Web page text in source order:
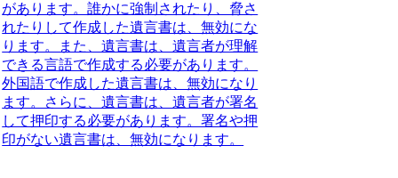
があります。誰かに強制されたり、脅さ
れたりして作成した遺言書は、無効にな
ります。また、遺言書は、遺言者が理解
できる言語で作成する必要があります。
外国語で作成した遺言書は、無効になり
ます。さらに、遺言書は、遺言者が署名
して押印する必要があります。署名や押
印がない遺言書は、無効になります。